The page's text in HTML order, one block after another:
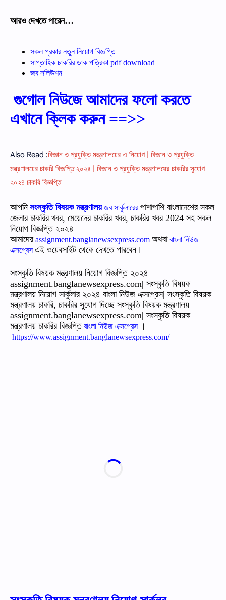
আরও দেখতে পারেন…
সকল প্রকার নতুন নিয়োগ বিজ্ঞপ্তি
সাপ্তাহিক চাকরির ডাক পত্রিকা pdf download
জব সলিউশন
গুগোল নিউজে আমাদের ফলো করতে
এখানে ক্লিক করুন ==>>
Also Read :বিজ্ঞান ও প্রযুক্তি মন্ত্রণালয়ের এ নিয়োগ | বিজ্ঞান ও প্রযুক্তি
মন্ত্রণালয়ের চাকরি বিজ্ঞপ্তি ২০২৪ | বিজ্ঞান ও প্রযুক্তি মন্ত্রণালয়ের চাকরির সুযোগ
২০২৪ চাকরি বিজ্ঞপ্তি
আপনি সংস্কৃতি বিষয়ক মন্ত্রণালয় জব সার্কুলারের পাশাপাশি বাংলাদেশের সকল
জেলার চাকরির খবর, মেয়েদের চাকরির খবর, চাকরির খবর 2024 সহ সকল
নিয়োগ বিজ্ঞপ্তি ২০২৪
আমাদের assignment.banglanewsexpress.com অথবা বাংলা নিউজ
এক্সপ্রেস এই ওয়েবসাইট থেকে দেখতে পারবেন।
সংস্কৃতি বিষয়ক মন্ত্রণালয় নিয়োগ বিজ্ঞপ্তি ২০২৪
assignment.banglanewsexpress.com| সংস্কৃতি বিষয়ক
মন্ত্রণালয় নিয়োগ সার্কুলার ২০২৪ বাংলা নিউজ এক্সপ্রেস| সংস্কৃতি বিষয়ক
মন্ত্রণালয় চাকরি, চাকরির সুযোগ দিচ্ছে সংস্কৃতি বিষয়ক মন্ত্রণালয়
assignment.banglanewsexpress.com| সংস্কৃতি বিষয়ক
মন্ত্রণালয় চাকরির বিজ্ঞপ্তি বাংলা নিউজ এক্সপ্রেস ।
https://www.assignment.banglanewsexpress.com/